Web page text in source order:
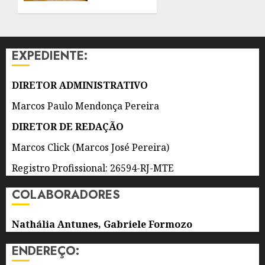
AGOSTO
DE 2026
EXPEDIENTE:
DIRETOR ADMINISTRATIVO
Marcos Paulo Mendonça Pereira
DIRETOR DE REDAÇÃO
Marcos Click (Marcos José Pereira)
Registro Profissional: 26594-RJ-MTE
COLABORADORES
Nathália Antunes, Gabriele Formozo
ENDEREÇO: